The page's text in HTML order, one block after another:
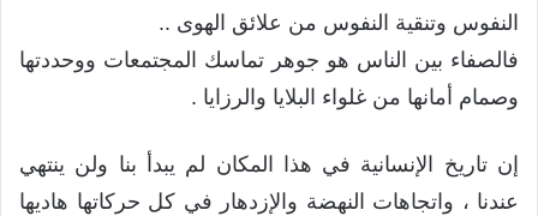
النفوس وتنقية النفوس من علائق الهوى ..
فالصفاء بين الناس هو جوهر تماسك المجتمعات ووحددتها
وصمام أمانها من غلواء البلايا والرزايا .
إن تاريخ الإنسانية في هذا المكان لم يبدأ بنا ولن ينتهي
عندنا ، واتجاهات النهضة والإزدهار في كل حركاتها هاديها